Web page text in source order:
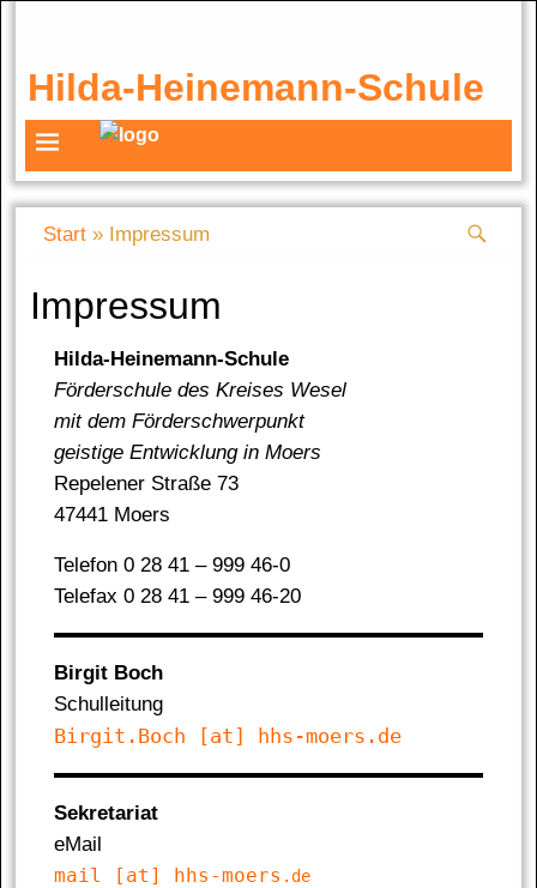
Hilda-Heinemann-Schule
Start » Impressum
Impressum
Hilda-Heinemann-Schule
För­der­schu­le des Krei­ses We­sel
mit dem För­der­schwer­punkt
geis­ti­ge Ent­wick­lung in Mo­ers
Re­pe­le­ner Stra­ße 73
47441 Mo­ers
Te­le­fon 0 28 41 – 999 46-0
Telefax 0 28 41 – 999 46-20
Birgit Boch
Schulleitung
Birgit.Boch [at] hhs-moers.de
Sekretariat
eMail
mail [at] hhs-moers .de